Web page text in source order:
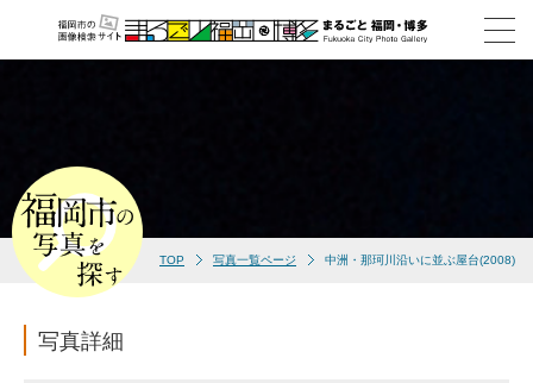
TOP 写真一覧ページ 中洲・那珂川沿いに並ぶ屋台(2008)
写真詳細